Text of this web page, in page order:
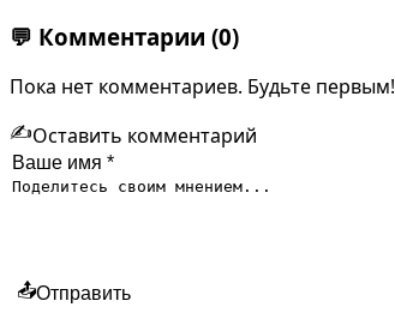
💬 Комментарии (0)
Пока нет комментариев. Будьте первым!
✍️Оставить комментарий
📤Отправить